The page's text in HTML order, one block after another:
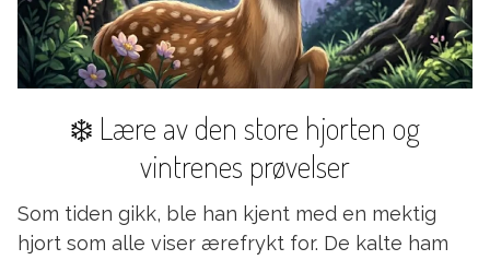
❄️ Lære av den store hjorten og
vintrenes prøvelser
Som tiden gikk, ble han kjent med en mektig
hjort som alle viser ærefrykt for. De kalte ham